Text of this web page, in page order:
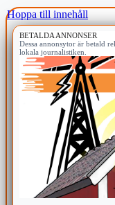
Hoppa till innehåll
BETALDA ANNONSER
Dessa annonsytor är betald
lokala journalistiken.